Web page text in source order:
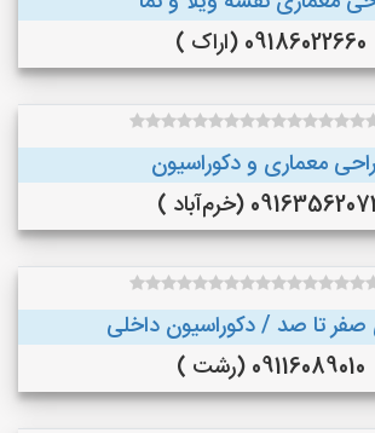
09186022660 (اراک )
معماری و دکوراسیون
(خرم‌آباد )
صفر تا صد / دکوراسیون داخلی
09116089010 (رشت )